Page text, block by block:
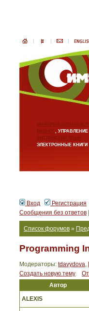
ИНФОРМАЦИОННЫЕ
БИЗНЕС,
АНГЛИЙСКИЙ ЯЗЫК
ЭЛЕКТРОННЫЕ КНИГИ
Вход
Регистрация
Сообщения без ответов
Список форумов »
Programming
Модераторы: tdavydova,
Создать новую тему
Автор
ALEXIS